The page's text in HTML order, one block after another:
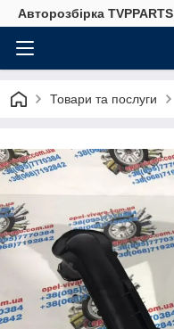
Авторозбірка
Товари та послуги